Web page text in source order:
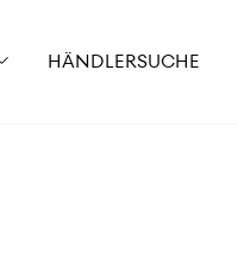
HÄNDLERSUCHE